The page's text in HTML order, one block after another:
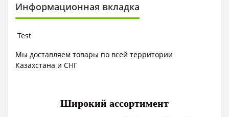
Информационная вкладка
Test
Мы доставляем товары по всей территории
Казахстана и СНГ
Широкий ассортимент